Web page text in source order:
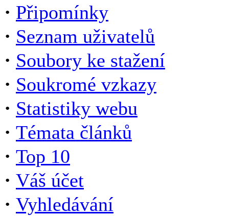
· Připomínky
· Seznam uživatelů
· Soubory ke stažení
· Soukromé vzkazy
· Statistiky webu
· Témata článků
· Top 10
· Váš účet
· Vyhledávání